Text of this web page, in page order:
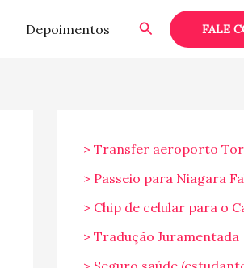
Depoimentos PesquisarFALE
> Transfer aeroporto
> Passeio para Niagara
> Chip de celular para o
> Tradução Juramentada